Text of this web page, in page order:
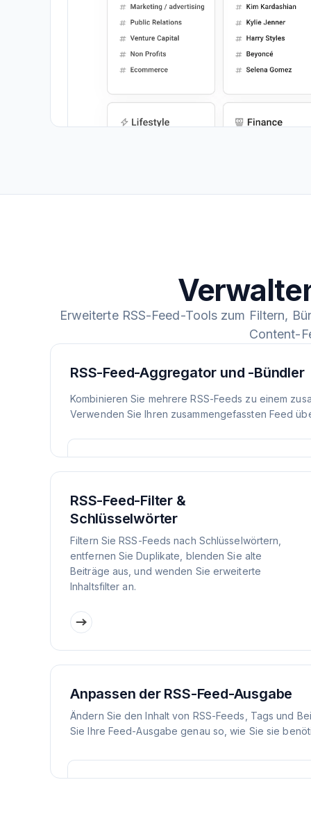
Erweiterte RSS-Feed-Tools zum Filtern,
Content-
RSS-Feed-Aggregator und -Bündler
Kombinieren Sie mehrere RSS-Feeds zu einem
Verwenden Sie Ihren zusammengefassten Feed
RSS-Feed-Filter &
Schlüsselwörter
Filtern Sie RSS-Feeds nach Schlüsselwörtern,
entfernen Sie Duplikate, blenden Sie alte
Beiträge aus, und wenden Sie erweiterte
Inhaltsfilter an.
Anpassen der RSS-Feed-Ausgabe
Ändern Sie den Inhalt von RSS-Feeds, Tags und
Sie Ihre Feed-Ausgabe genau so, wie Sie sie